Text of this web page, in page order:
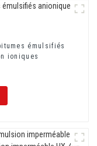
émulsifiés
ioniques